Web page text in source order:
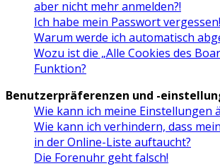
aber nicht mehr anmelden?!
Ich habe mein Passwort vergessen!
Warum werde ich automatisch
Wozu ist die „Alle Cookies des
Funktion?
Benutzerpräferenzen und -
Wie kann ich meine Einstellungen
Wie kann ich verhindern, dass
in der Online-Liste auftaucht?
Die Forenuhr geht falsch!